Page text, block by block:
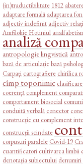
(in)traductibilitate 1812
adaptare formală adaptarea
adjectiv indefinit adjectiv
Amfilohie Hotiniul
analiză
antropologie lingvistică
bază de articulațiebază
Carpați cartografiere chirilica
cîmp toponimic
coerență complement
comportament biosocial
conduită verbală conector
construcție cu complement
construcții scindate
corpusuri paralele Covid-19
cuantificatori cultivarea limbii
denotația subiectului denumiri